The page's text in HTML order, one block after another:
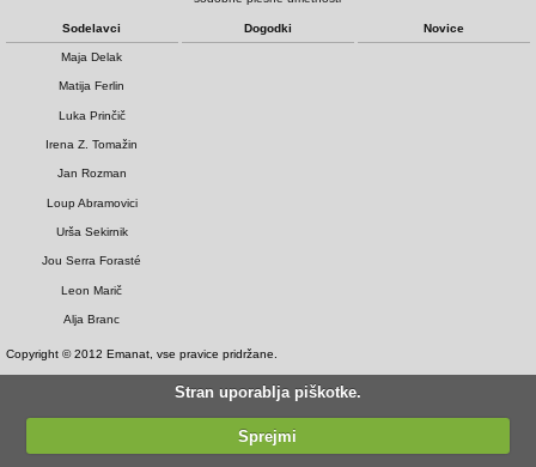
Sodelavci
Maja Delak
Matija Ferlin
Luka Prinčič
Irena Z. Tomažin
Jan Rozman
Loup Abramovici
Urša Sekirnik
Jou Serra Forasté
Leon Marič
Alja Branc
Dogodki Novice
Copyright © 2012 Emanat, vse pravice pridržane.
Stran uporablja piškotke.
Sprejmi